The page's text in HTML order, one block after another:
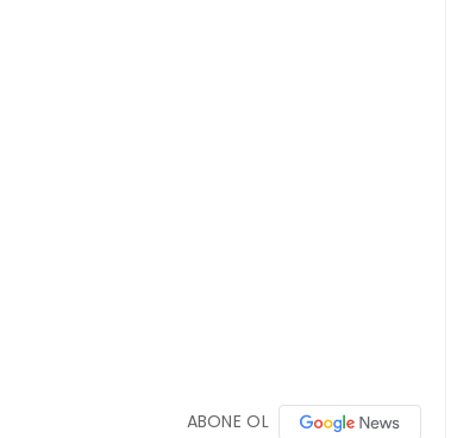
ABONE OL